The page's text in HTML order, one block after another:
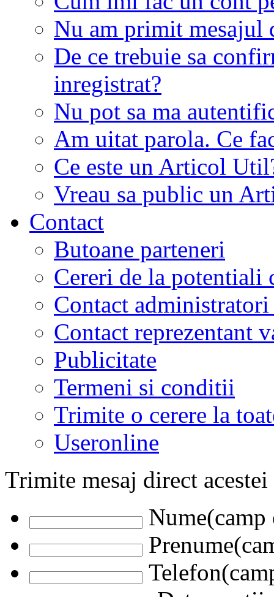
Nu am primit mesajul
De ce trebuie sa
inregistrat?
Nu pot sa ma
Am uitat parola. Ce
Ce este un Articol
Vreau sa public un
Contact
Butoane parteneri
Cereri de la potentiali
Contact
Contact reprezentant
Publicitate
Termeni si conditii
Trimite o cerere la
Useronline
Trimite mesaj direct